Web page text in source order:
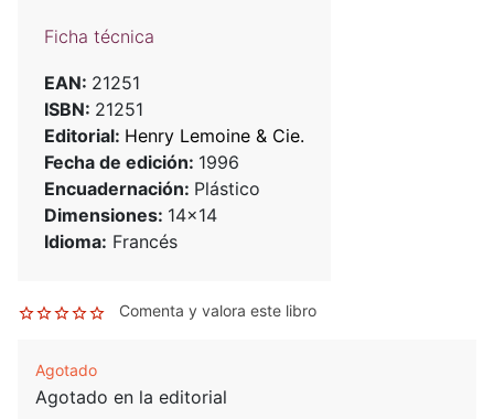
Ficha técnica
EAN: 21251
ISBN: 21251
Editorial: Henry Lemoine & Cie.
Fecha de edición: 1996
Encuadernación: Plástico
Dimensiones: 14x14
Idioma: Francés
Comenta y valora este libro
Agotado
Agotado en la editorial